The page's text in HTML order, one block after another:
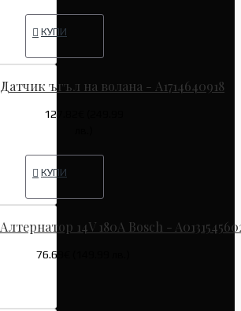
КУПИ
Датчик ъгъл на волана - A1714640918
127.82€ (249.99
КУПИ
Алтернатор 14V 180A Bosch -
76.69€ (149.99 лв.)